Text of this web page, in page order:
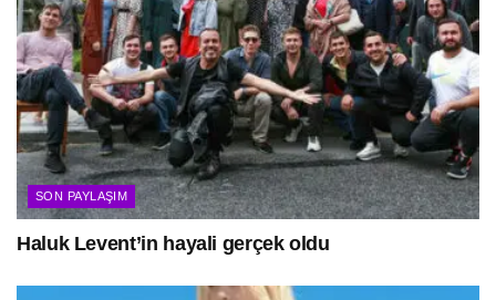
SON PAYLAŞIM
Haluk Levent’in hayali gerçek oldu